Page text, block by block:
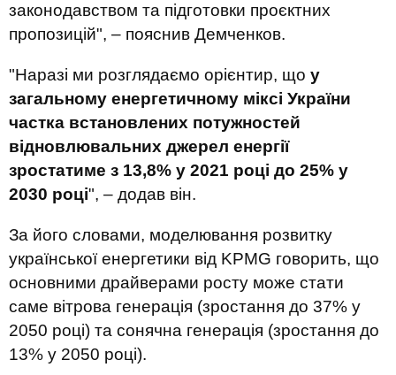
законодавством та підготовки проєктних
пропозицій", – пояснив Демченков.
"Наразі ми розглядаємо орієнтир, що у
загальному енергетичному міксі України
частка встановлених потужностей
відновлювальних джерел енергії
зростатиме з 13,8% у 2021 році до 25% у
2030 році", – додав він.
За його словами, моделювання розвитку
української енергетики від KPMG говорить, що
основними драйверами росту може стати
саме вітрова генерація (зростання до 37% у
2050 році) та сонячна генерація (зростання до
13% у 2050 році).